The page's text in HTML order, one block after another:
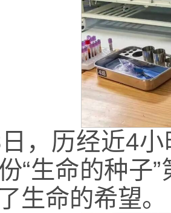
，历经近4
“生命的种子
生命的希望。